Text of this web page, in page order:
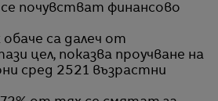
почувстват финансово
са далеч от
цел, показва проучване на
сред 2521 възрастни